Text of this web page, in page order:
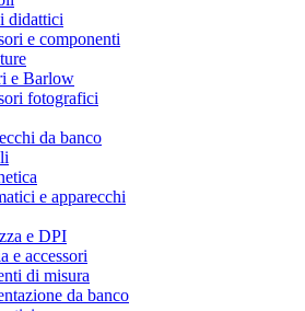
didattici
e componenti
e Barlow
fotografici
da banco
e apparecchi
e DPI
e accessori
di misura
da banco